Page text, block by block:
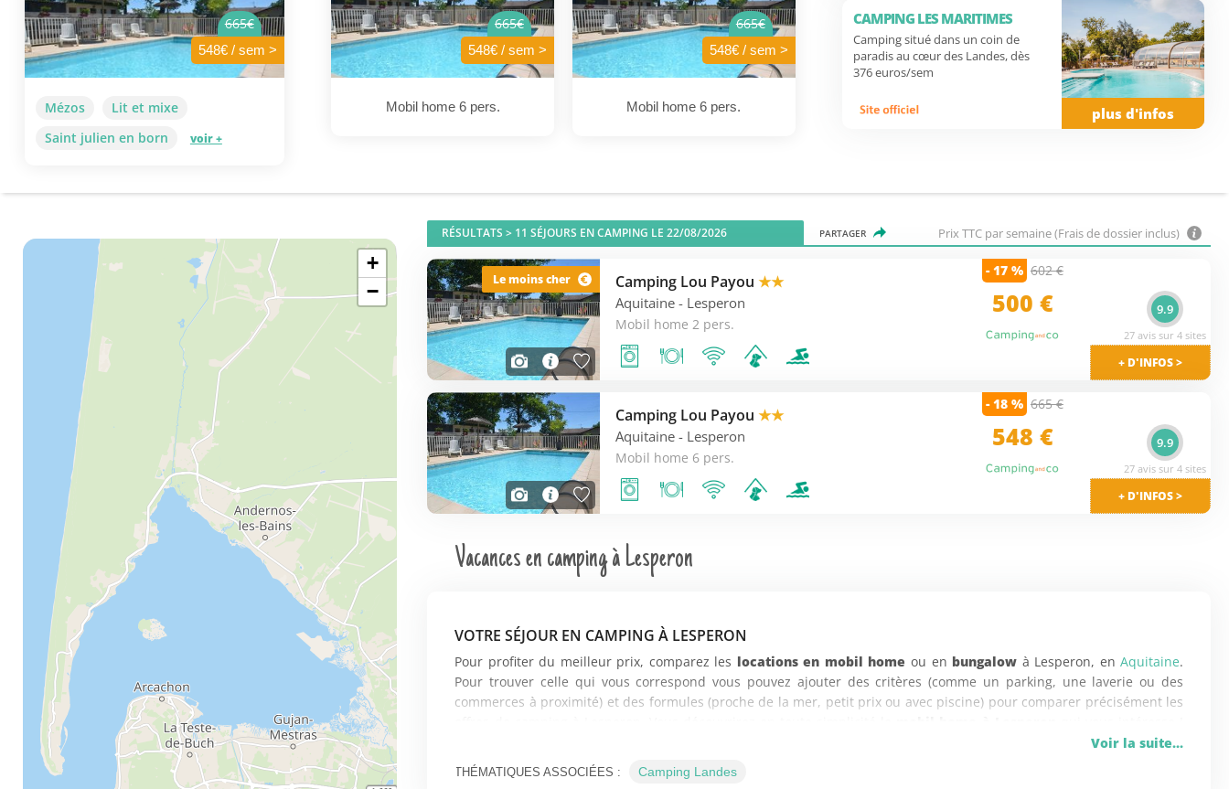
665€
548€ / sem >
Mézos
Lit et mixe
Saint julien en born
voir +
665€
548€ / sem >
Mobil home 6 pers.
665€
548€ / sem >
Mobil home 6 pers.
CAMPING LES MARITIMES
Camping situé dans un coin de
paradis au cœur des Landes, dès
376 euros/sem
plus d'infos
+
−
RÉSULTATS > 11 SÉJOURS EN CAMPING LE 22/08/2026 PARTAGER Prix TTC par semaine (Frais de dossier inclus)
Le moins cher Camping Lou Payou★★
Aquitaine - Lesperon
Mobil home 2 pers.
- 17 % 602 €
500 €
+ D'INFOS >
9.9
27 avis sur 4 sites
Camping Lou Payou★★
Aquitaine - Lesperon
Mobil home 6 pers.
- 18 % 665 €
548 €
+ D'INFOS >
9.9
27 avis sur 4 sites
Vacances en camping à Lesperon
VOTRE SÉJOUR EN CAMPING À LESPERON
Pour profiter du meilleur prix, comparez les locations en mobil home ou en bungalow à Lesperon, enAquitaine.
Pour trouver celle qui vous correspond vous pouvez ajouter des critères (comme un parking, une laverie ou des
commerces à proximité) et des formules (proche de la mer, petit prix ou avec piscine) pour comparer précisément les
Découvrez 555 offres de vacances en camping à Lesperon vendues chez 5 sites marchands tels que Vacances
Campings, La France Du Nord au Sud ou Promovacances.
Voir la suite...
THÉMATIQUES ASSOCIÉES : Camping Landes